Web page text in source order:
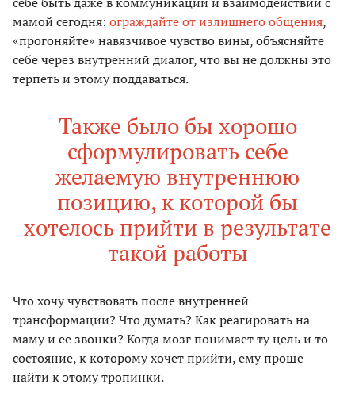
мамой сегодня: ограждайте от излишнего общения,
«прогоняйте» навязчивое чувство вины, объясняйте
себе через внутренний диалог, что вы не должны это
терпеть и этому поддаваться.
Также было бы хорошо
сформулировать себе
желаемую внутреннюю
позицию, к которой бы
хотелось прийти в результате
такой работы
Что хочу чувствовать после внутренней
трансформации? Что думать? Как реагировать на
маму и ее звонки? Когда мозг понимает ту цель и то
состояние, к которому хочет прийти, ему проще
найти к этому тропинки.